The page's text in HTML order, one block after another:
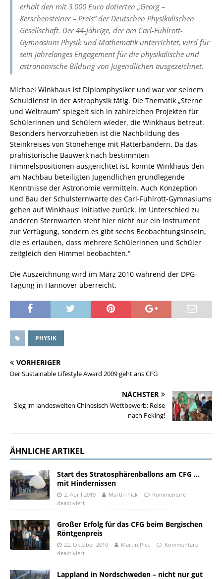
erhält den mit 3.000 Euro dotierten „Georg –
Kerschensteiner – Preis“ der Deutschen Physikalischen
Gesellschaft. Der 44-Jährige, der am Carl-Fuhlrott-
Gymnasium Physik und Mathematik unterrichtet, wird für
sein jahrelanges Engagement für die physikalische und
astronomische Bildung von Jugendlichen ausgezeichnet.
Michael Winkhaus ist Diplomphysiker und war vor seinem
Schuldienst in der Astrophysik tätig. Die Thematik „Sterne
und Weltraum“ spiegelt sich in zahlreichen Projekten für
Schülerinnen und Schülern wieder, die Winkhaus betreut.
Besonders hervorzuheben ist die Nachbildung des
Steinkreises von Stonehenge mit Flatterbändern. Da das
prähistorische Bauwerk nach bestimmten
Himmelspositionen ausgerichtet ist, konnte Winkhaus den
am Nachbau beteiligten Jugendlichen grundlegende
Kenntnisse der Astronomie vermitteln. Auch Konzeption
und Bau der Schulsternwarte des Carl-Fuhlrott-Gymnasiums
gehen auf Winkhaus‘ Initiative zurück. Im Unterschied zu
anderen Sternwarten steht hier nicht nur ein Instrument
zur Verfügung, sondern es gibt sechs Beobachtungsinseln,
die es erlauben, dass mehrere Schülerinnen und Schüler
zeitgleich den Himmel beobachten.“
Die Auszeichnung wird im März 2010 während der DPG-
Tagung in Hannover überreicht.
PHYSIK
VORHERIGER
Der Sustainable Lifestyle Award 2009 geht ans CFG
NÄCHSTER
Sieg im landesweiten Chinesisch-Wettbewerb: Reise
nach Peking!
ÄHNLICHE ARTIKEL
Start des Stratosphärenballons am CFG …
mit Hindernissen
2. April 2019 Martin Pick
Kommentare
deaktiviert
Großer Erfolg für das CFG beim Bergischen
Röntgenpreis
22. Oktober 2010 Martin Pick
Kommentare
deaktiviert
Lappland in Nordschweden – nicht nur gut